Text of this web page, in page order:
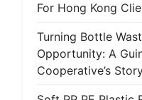
For Hong Kong
Turning Bottle
Opportunity: A
Cooperative’s